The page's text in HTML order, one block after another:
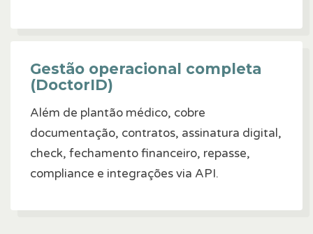
Gestão operacional completa
(DoctorID)
Além de plantão médico, cobre
documentação, contratos, assinatura digital,
check, fechamento financeiro, repasse,
compliance e integrações via API.